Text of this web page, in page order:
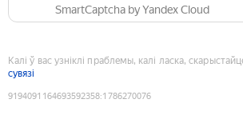
SmartCaptcha by Yandex Cloud
Калі ў вас узніклі праблемы, калі ласка,
сувязі
9194091164693592358:1786270076